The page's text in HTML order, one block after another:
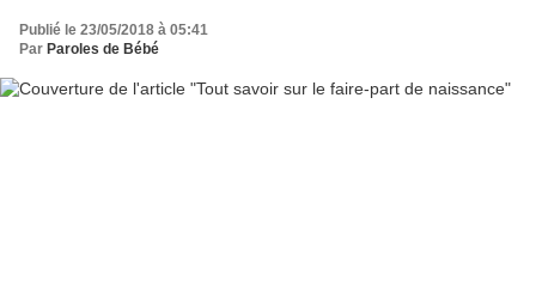
Publié le 23/05/2018 à 05:41
Par Paroles de Bébé